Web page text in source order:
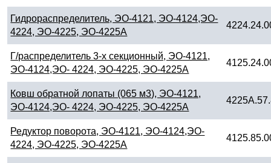
Гидрораспределитель, ЭО-4121, ЭО-4124,ЭО-
4224, ЭО-4225, ЭО-4225А
Г/распределитель 3-х секционный, ЭО-4121,
ЭО-4124,ЭО- 4224, ЭО-4225, ЭО-4225А
Ковш обратной лопаты (065 м3), ЭО-4121,
ЭО-4124,ЭО- 4224, ЭО-4225, ЭО-4225А
Редуктор поворота, ЭО-4121, ЭО-4124,ЭО-
4224, ЭО-4225, ЭО-4225А